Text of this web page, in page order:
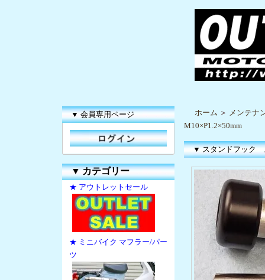
▼ 会員専用ページ
▼カテゴリー
★ アウトレットセール
★ ミニバイク マフラー/パー
ツ
ホーム ＞ メンテナ
M10×P1.2×50mm
▼ スタンドフック